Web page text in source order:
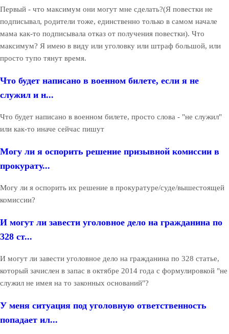
Первый - что максимум они могут мне сделать?(Я повестки не
подписывал, родители тоже, единственно только в самом начале
мама как-то подписывала отказ от получения повестки). Что
максимум? Я имею в виду или уголовку или штраф большой, или
просто тупо тянут время.
Что будет написано в военном билете, если я не
служил и н...
Что будет написано в военном билете, просто слова - "не служил"
или как-то иначе сейчас пишут
Могу ли я оспорить решение призывной комиссии в
прокурату...
Могу ли я оспорить их решение в прокуратуре/суде/вышестоящей
комиссии?
И могут ли завести уголовное дело на гражданина по
328 ст...
И могут ли завести уголовное дело на гражданина по 328 статье,
который зачислен в запас в октябре 2014 года с формулировкой "не
служил не имея на то законных оснований"?
У меня ситуация под уголовную ответственность
попадает ил...